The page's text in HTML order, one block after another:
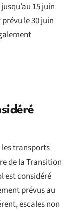
15 juin
le 30 juin
les transports
de la Transition
est considéré
prévus au
escales non